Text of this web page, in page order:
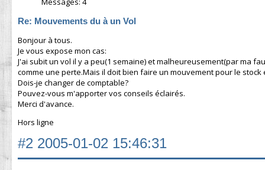
Re: Mouvements du à un Vol
Bonjour à tous.
Je vous expose mon cas:
J'ai subit un vol il y a peu(1 semaine) et malheureusement(par ma
comme une perte.Mais il doit bien faire un mouvement pour le
Dois-je changer de comptable?
Pouvez-vous m'apporter vos conseils éclairés.
Merci d'avance.
Hors ligne
#2 2005-01-02 15:46:31